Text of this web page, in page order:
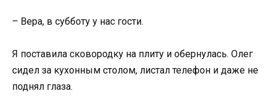
– Вера, в субботу у нас гости.
Я поставила сковородку на плиту и обернулась. Олег
сидел за кухонным столом, листал телефон и даже не
поднял глаза.